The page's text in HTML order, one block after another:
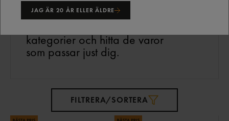
Välkommen till vårt sortiment!
kategorier och hitta de varor
som passar just dig.
FILTRERA/SORTERA
JAG ÄR 20 ÅR ELLER ÄLDRE